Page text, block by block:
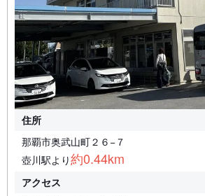
住所
那覇市奥武山町２６−７
壺川駅より約0.44km
アクセス